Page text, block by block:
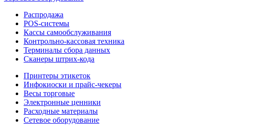
Распродажа
POS-системы
Кассы самообслуживания
Контрольно-кассовая техника
Терминалы сбора данных
Сканеры штрих-кода
Принтеры этикеток
Инфокиоски и прайс-чекеры
Весы торговые
Электронные ценники
Расходные материалы
Сетевое оборудование